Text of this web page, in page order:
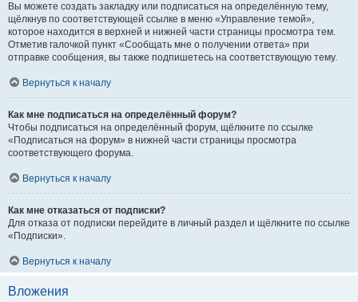
Вы можете создать закладку или подписаться на определённую тему,
щёлкнув по соответствующей ссылке в меню «Управление темой»,
которое находится в верхней и нижней части страницы просмотра тем.
Отметив галочкой пункт «Сообщать мне о получении ответа» при
отправке сообщения, вы также подпишетесь на соответствующую тему.
Вернуться к началу
Как мне подписаться на определённый форум?
Чтобы подписаться на определённый форум, щёлкните по ссылке
«Подписаться на форум» в нижней части страницы просмотра
соответствующего форума.
Вернуться к началу
Как мне отказаться от подписки?
Для отказа от подписки перейдите в личный раздел и щёлкните по ссылке
«Подписки».
Вернуться к началу
Вложения